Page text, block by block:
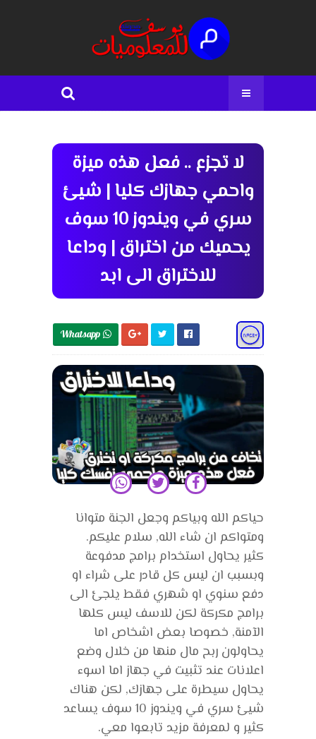
لا تجزع .. فعل هذه ميزة
واحمي جهازك كليا | شيئ
سري في ويندوز 10 سوف
يحميك من اختراق | وداعا
للاختراق الى ابد
Whatsapp 
حياكم الله وبياكم وجعل الجنة متوانا
ومتواكم ان شاء الله, سلام عليكم.
كثير يحاول استخدام برامج مدفوعة
وبسبب ان ليس كل قادر على شراء او
دفع سنوي او شهري فقط يلجئ الى
برامج مكركة لكن للاسف ليس كلها
الآمنة, خصوصا بعض اشخاص اما
يحاولون ربح مال منها من خلال وضع
اعلانات عند تثبيت في جهاز اما اسوء
يحاول سيطرة على جهازك, لكن هناك
شيئ سري في ويندوز 10 سوف يساعد
كثير و لمعرفة مزيد تابعوا معي.